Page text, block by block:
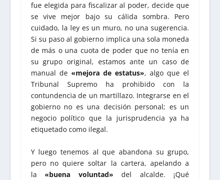
fue elegida para fiscalizar al poder, decide que
se vive mejor bajo su cálida sombra. Pero
cuidado, la ley es un muro, no una sugerencia.
Si su paso al gobierno implica una sola moneda
de más o una cuota de poder que no tenía en
su grupo original, estamos ante un caso de
manual de «mejora de estatus», algo que el
Tribunal Supremo ha prohibido con la
contundencia de un martillazo. Integrarse en el
gobierno no es una decisión personal; es un
negocio político que la jurisprudencia ya ha
etiquetado como ilegal.
Y luego tenemos al que abandona su grupo,
pero no quiere soltar la cartera, apelando a
la«buena voluntad» del alcalde. ¡Qué